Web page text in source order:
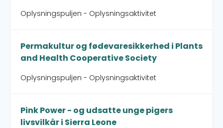
Oplysningspuljen - Oplysningsaktivitet
Permakultur og fødevaresikkerhed i Plants
and Health Cooperative Society
Oplysningspuljen - Oplysningsaktivitet
Pink Power - og udsatte unge pigers
livsvilkår i Sierra Leone